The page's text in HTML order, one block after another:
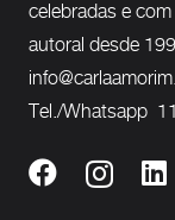
celebradas e
autoral desde
Tel./Whatsapp